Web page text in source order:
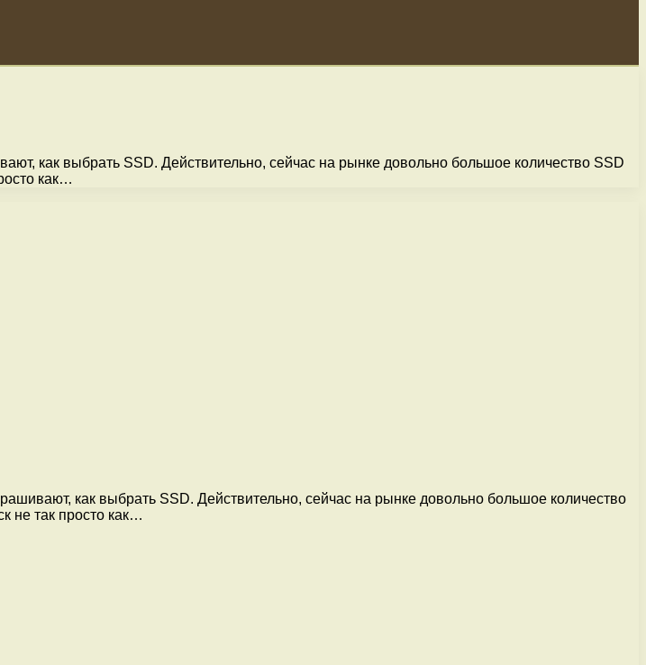
как выбрать SSD. Действительно, сейчас на рынке довольно большое количество SSD
как…
как выбрать SSD. Действительно, сейчас на рынке довольно большое количество
не так просто как…